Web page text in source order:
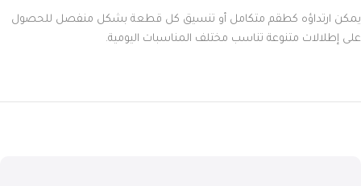
يمكن ارتداؤه كطقم متكامل أو تنسيق كل قطعة بشكل منفصل للحصول
على إطلالات متنوعة تناسب مختلف المناسبات اليومية.